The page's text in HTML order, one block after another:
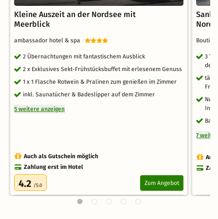
Kleine Auszeit an der Nordsee mit
Meerblick
ambassador hotel & spa
2 Übernachtungen mit fantastischem Ausblick
2 x Exklusives Sekt-Frühstücksbuffet mit erlesenem Genuss
1 x 1 Flasche Rotwein & Pralinen zum genießen im Zimmer
inkl. Saunatücher & Badeslipper auf dem Zimmer
5 weitere anzeigen
Auch als Gutschein möglich
Zahlung erst im Hotel
4.2 /5.0 Zum Angebot
3
des
7